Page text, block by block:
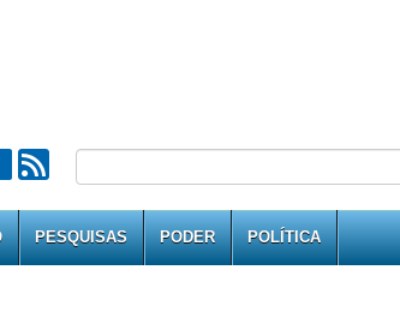
PESQUISAS PODER POLÍTICA